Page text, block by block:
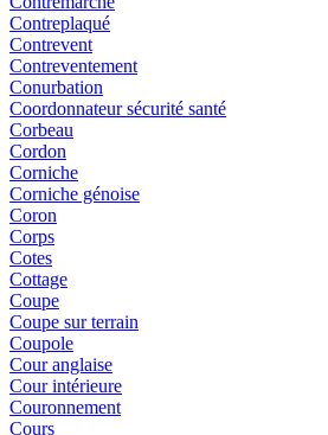
Contreplaqué
Contrevent
Contreventement
Conurbation
Coordonnateur sécurité santé
Corbeau
Cordon
Corniche
Corniche génoise
Coron
Corps
Cotes
Cottage
Coupe
Coupe sur terrain
Coupole
Cour anglaise
Cour intérieure
Couronnement
Cours